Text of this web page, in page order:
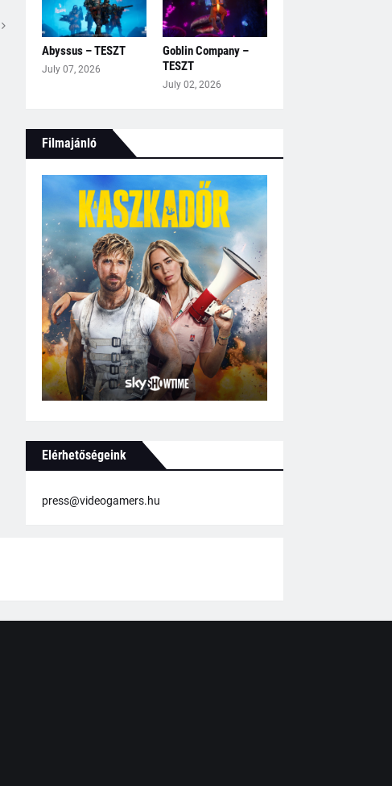
Abyssus – TESZT
July 07, 2026
Goblin Company –
TESZT
July 02, 2026
Filmajánló
Elérhetőségeink
press@videogamers.hu